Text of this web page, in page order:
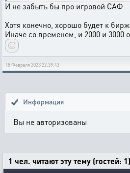
И не забыть бы про игровой САФ
Хотя конечно, хорошо будет к
Иначе со временем, и 2000 и 3000
18 Февраля 2023 22:39:43
Информация
Вы не авторизованы
1 чел. читают эту тему (гостей: 1)